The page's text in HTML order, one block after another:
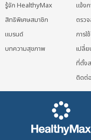
กค้า
รู้จัก HealthyMax
สิทธิพิเศษสมาชิก
แบรนด์
บทความสุขภาพ
แจ้งก
ตรว
การ
เปลี่
ที่ตั้ง
ติดต่อ